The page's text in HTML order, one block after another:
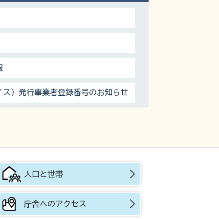
）発行事業者登録番号のお知らせ
人口と世帯
庁舎へのアクセス